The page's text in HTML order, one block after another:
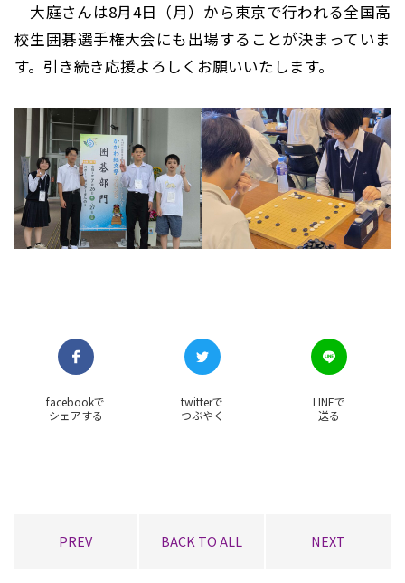
大庭さんは8月4日（月）から東京で行われる全国高
校生囲碁選手権大会にも出場することが決まっていま
す。引き続き応援よろしくお願いいたします。
facebookで
シェアする
twitterで
つぶやく
LINEで
送る
PREV BACK TO ALL NEXT